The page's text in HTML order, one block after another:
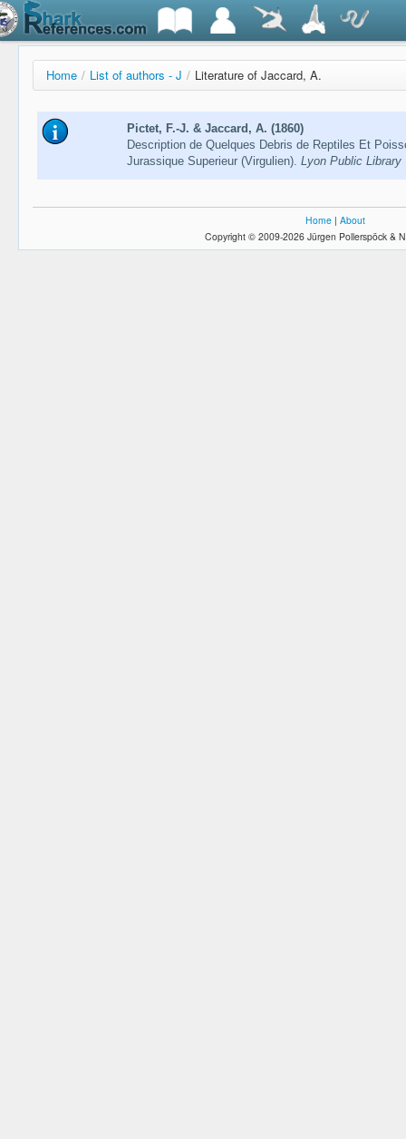
Home / List of authors - J / Literature of Jaccard, A.
Pictet, F.-J. & Jaccard, A. (1860)
Description de Quelques Debris de Reptiles Et
Jurassique Superieur (Virgulien). Lyon Public Library
Home | About
Copyright © 2009-2026 Jürgen Pollerspöck &